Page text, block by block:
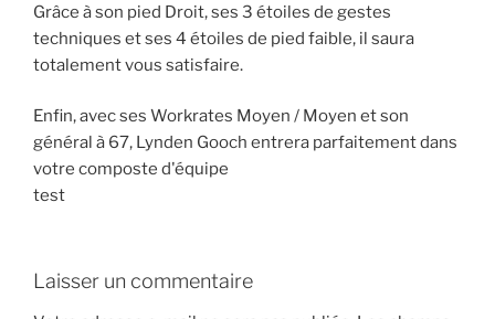
Grâce à son pied Droit, ses 3 étoiles de gestes
techniques et ses 4 étoiles de pied faible, il saura
totalement vous satisfaire.
Enfin, avec ses Workrates Moyen / Moyen et son
général à 67, Lynden Gooch entrera parfaitement dans
votre composte d'équipe
test
Laisser un commentaire